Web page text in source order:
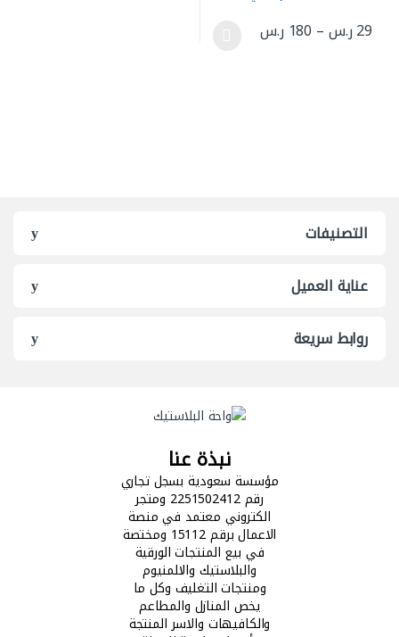
29ر.س–
180 ر.سنطاق السعر: من ⁦29 ر.س⁩ خلال ⁦180 ر.س⁩
هناك العديد من الأشكال المختلفة لهذا المنتج. يمكن اختيار
التصنيفات
عناية العميل
روابط سريعة
نبذة عنا
مؤسسة سعودية بسجل تجاري
رقم 2251502412 ومتجر
الكتروني معتمد في منصة
الاعمال برقم 15112 ومختصة
في بيع المنتجات الورقية
والبلاستيك والالمنيوم
ومنتجات التغليف وكل ما
يخص المنازل والمطاعم
والكافيهات والاسر المنتجة